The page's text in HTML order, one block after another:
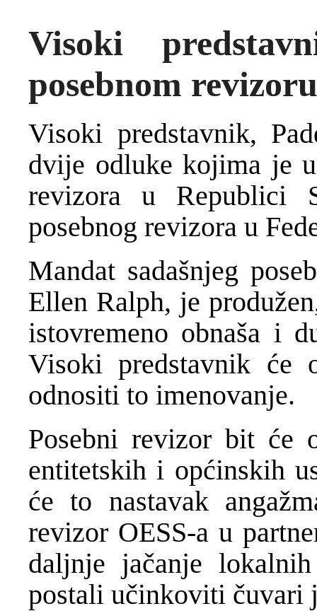
Visoki
posebnom
Visoki predstavnik,
dvije odluke kojima je
revizora u Republici
posebnog revizora u
Mandat sadašnjeg
Ellen Ralph, je
istovremeno obnaša i
Visoki predstavnik će
odnositi to imenovanje.
Posebni revizor bit će
entitetskih i općinskih
će to nastavak
revizor OESS-a u
daljnje jačanje
postali učinkoviti čuvari